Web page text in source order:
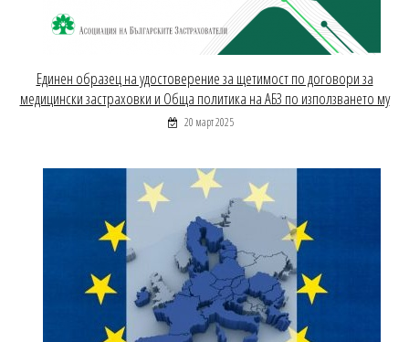
Единен образец на удостоверение за щетимост по договори за
медицински застраховки и Обща политика на АБЗ по използването му
20 март 2025